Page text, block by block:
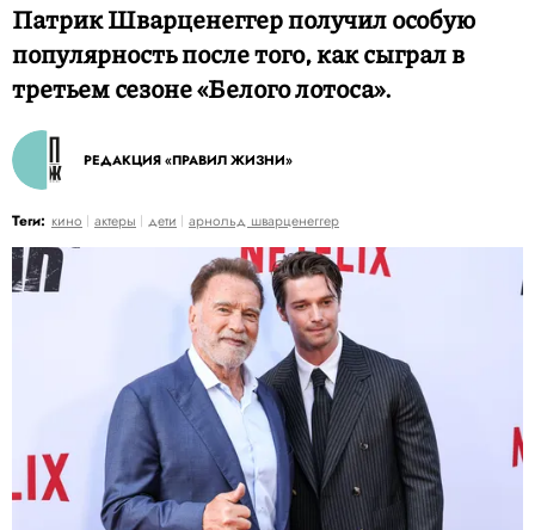
Патрик Шварценеггер получил особую
популярность после того, как сыграл в
третьем сезоне «Белого лотоса».
РЕДАКЦИЯ «ПРАВИЛ ЖИЗНИ»
Теги: кино актеры дети арнольд шварценеггер